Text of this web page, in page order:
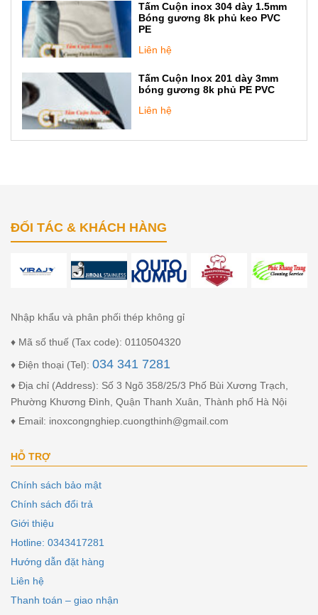
Tấm Cuộn inox 304 dày 1.5mm
Bóng gương 8k phủ keo PVC
PE
Liên hệ
Tấm Cuộn Inox 201 dày 3mm
bóng gương 8k phủ PE PVC
Liên hệ
ĐỐI TÁC & KHÁCH HÀNG
Nhập khẩu và phân phối thép không gỉ
♦ Mã số thuế (Tax code): 0110504320
♦ Điện thoại (Tel): 034 341 7281
♦ Địa chỉ (Address): Số 3 Ngõ 358/25/3 Phố Bùi Xương Trạch,
Phường Khương Đình, Quận Thanh Xuân, Thành phố Hà Nội
♦ Email: inoxcongnghiep.cuongthinh@gmail.com
HỖ TRỢ
Chính sách bảo mật
Chính sách đổi trả
Giới thiệu
Hotline: 0343417281
Hướng dẫn đặt hàng
Liên hệ
Thanh toán – giao nhận